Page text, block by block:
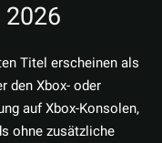
Titel erscheinen als
den Xbox- oder
auf Xbox-Konsolen,
ohne zusätzliche